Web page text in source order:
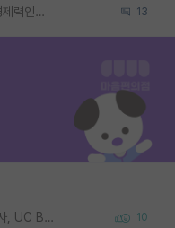
박사진학하기에 2억은 괜찮은 (?) 정도의 경제력인가요 13
Korea University 수학, 컴퓨터과학 이학사, UC Berkeley 산업공학 대학원 공학박사가 되는 것은 쉽지 않겠죠? 10